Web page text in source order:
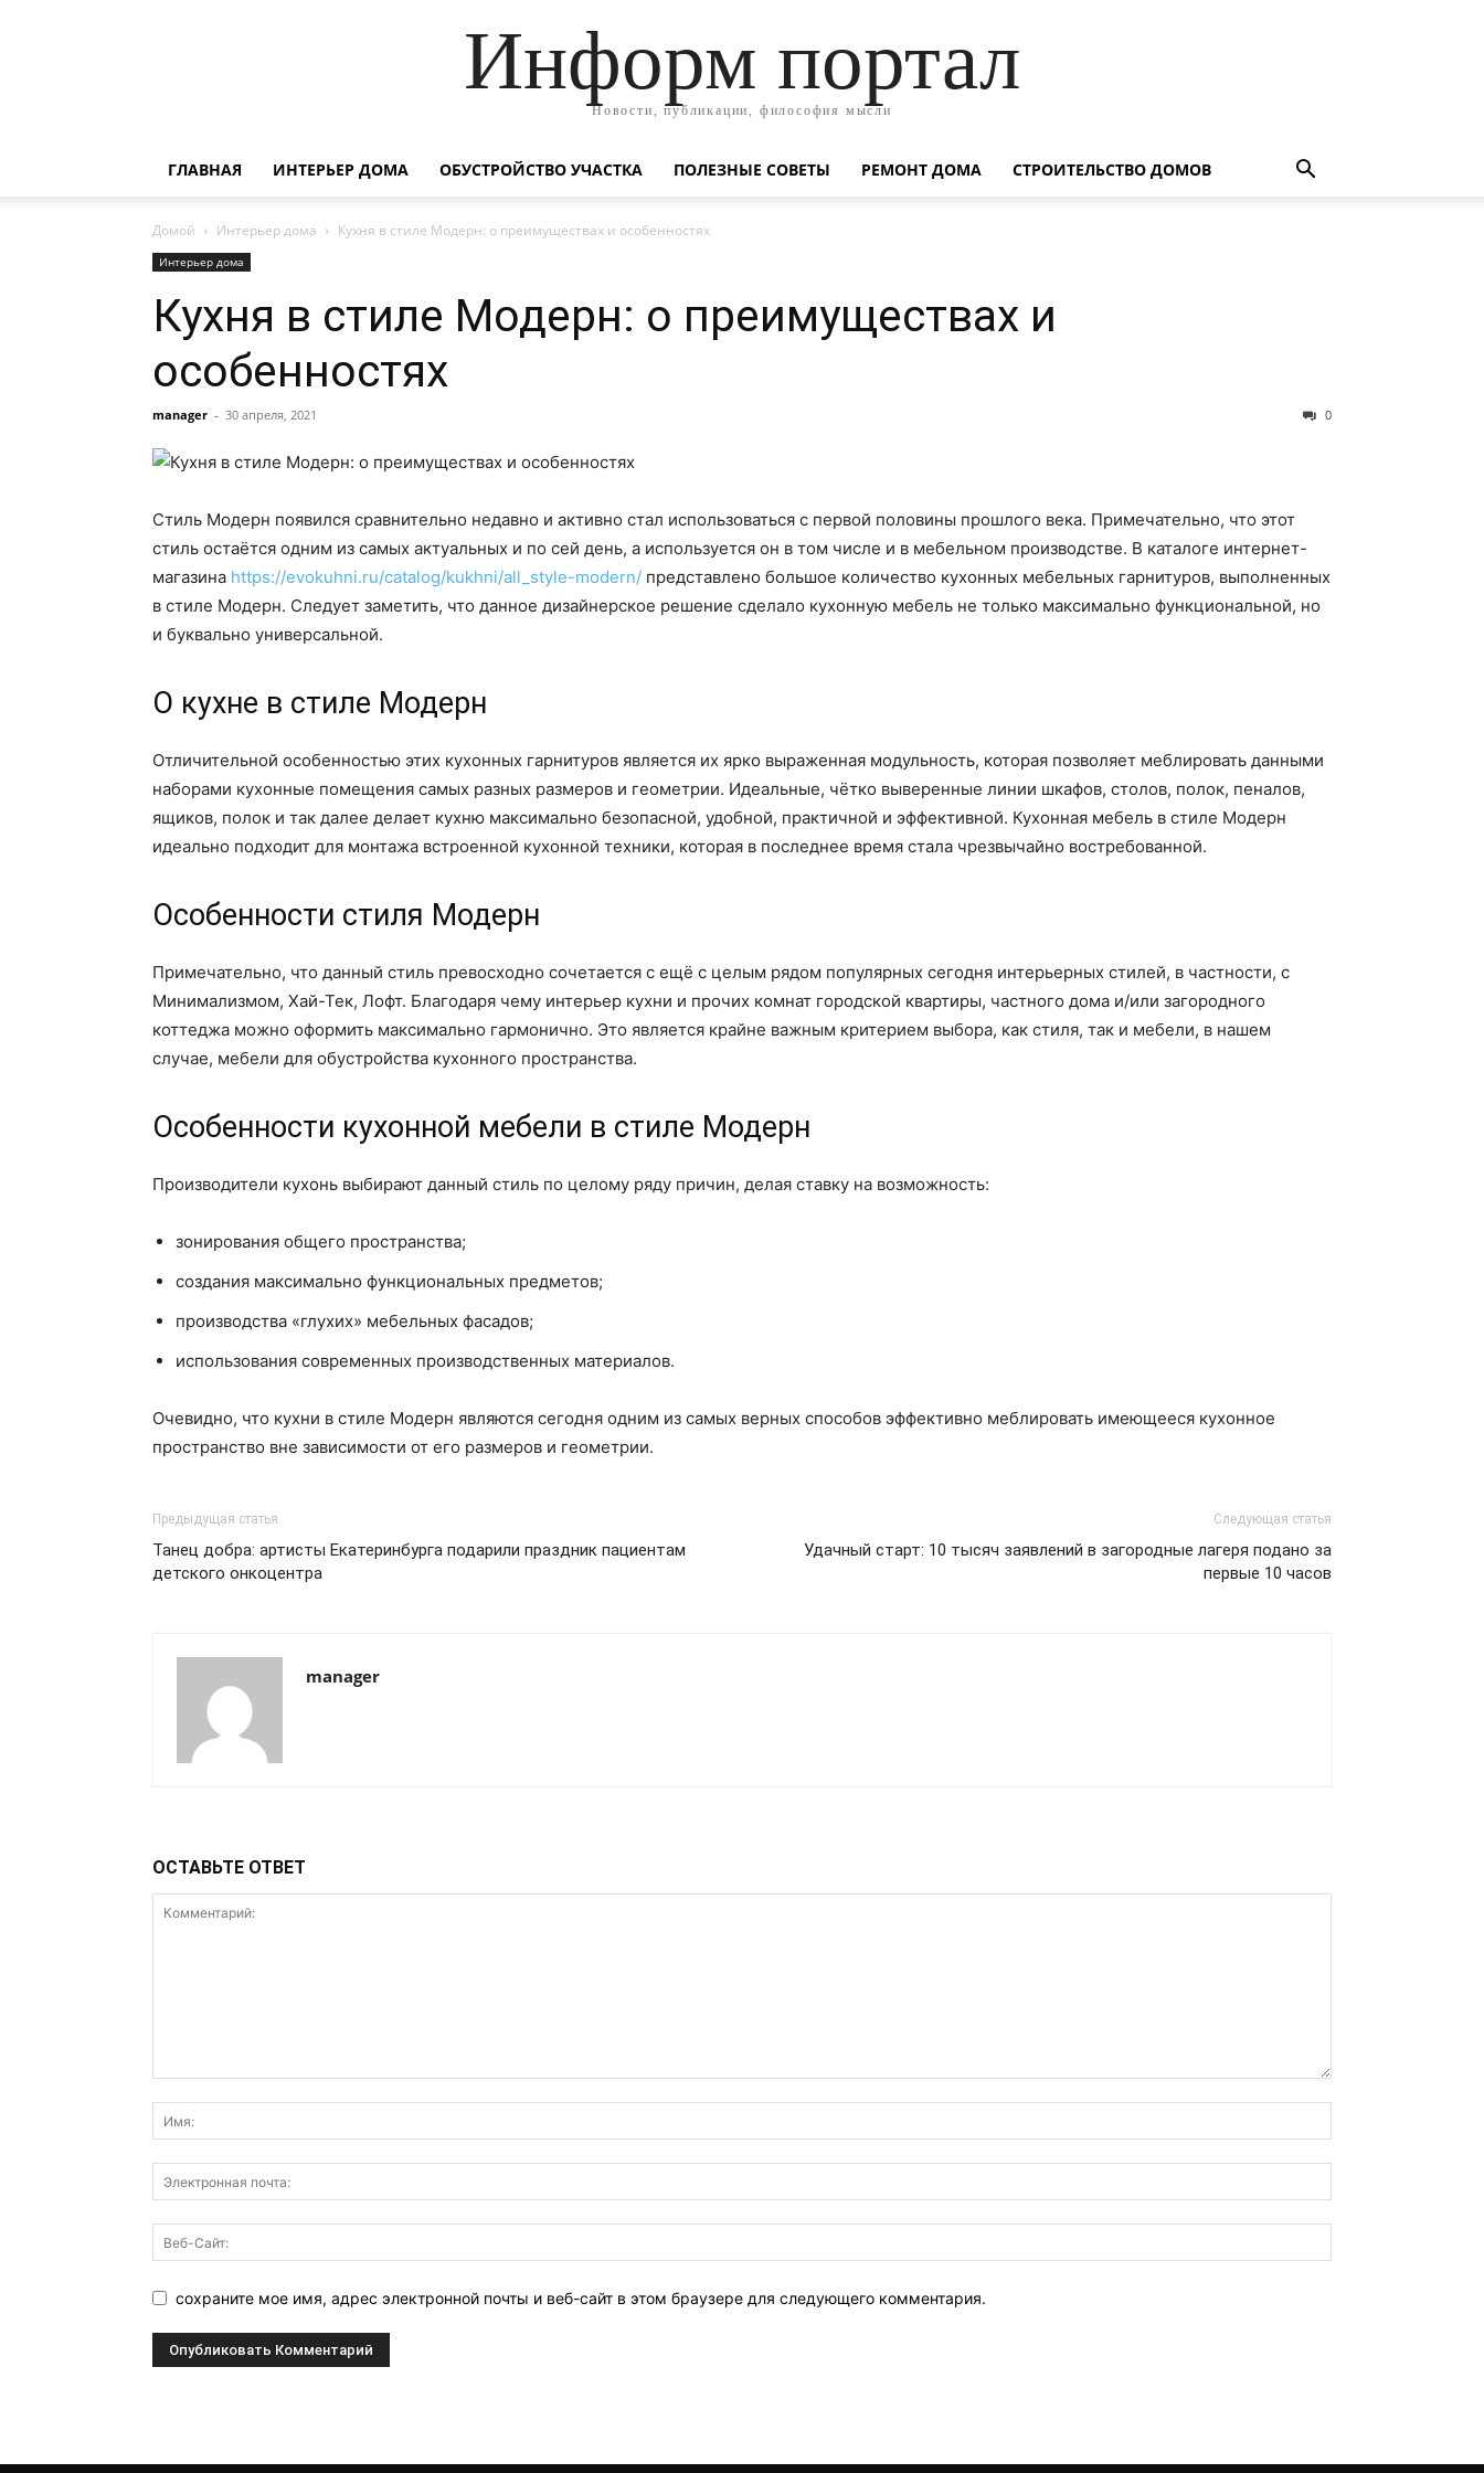
Информ портал
Новости, публикации, философия мысли
ГЛАВНАЯ ИНТЕРЬЕР ДОМА ОБУСТРОЙСТВО УЧАСТКА ПОЛЕЗНЫЕ СОВЕТЫ РЕМОНТ ДОМА СТРОИТЕЛЬСТВО ДОМОВ
Домой Интерьер дома Кухня в стиле Модерн: о преимуществах и особенностях
Интерьер дома
Кухня в стиле Модерн: о преимуществах и
особенностях
manager - 30 апреля, 2021 0
Стиль Модерн появился сравнительно недавно и активно стал использоваться с первой половины прошлого века. Примечательно, что этот
стиль остаётся одним из самых актуальных и по сей день, а используется он в том числе и в мебельном производстве. В каталоге интернет-
магазина https://evokuhni.ru/catalog/kukhni/all_style-modern/ представлено большое количество кухонных мебельных гарнитуров, выполненных
в стиле Модерн. Следует заметить, что данное дизайнерское решение сделало кухонную мебель не только максимально функциональной, но
и буквально универсальной.
О кухне в стиле Модерн
Отличительной особенностью этих кухонных гарнитуров является их ярко выраженная модульность, которая позволяет меблировать данными
наборами кухонные помещения самых разных размеров и геометрии. Идеальные, чётко выверенные линии шкафов, столов, полок, пеналов,
ящиков, полок и так далее делает кухню максимально безопасной, удобной, практичной и эффективной. Кухонная мебель в стиле Модерн
идеально подходит для монтажа встроенной кухонной техники, которая в последнее время стала чрезвычайно востребованной.
Особенности стиля Модерн
Примечательно, что данный стиль превосходно сочетается с ещё с целым рядом популярных сегодня интерьерных стилей, в частности, с
Минимализмом, Хай-Тек, Лофт. Благодаря чему интерьер кухни и прочих комнат городской квартиры, частного дома и/или загородного
коттеджа можно оформить максимально гармонично. Это является крайне важным критерием выбора, как стиля, так и мебели, в нашем
случае, мебели для обустройства кухонного пространства.
Особенности кухонной мебели в стиле Модерн
Производители кухонь выбирают данный стиль по целому ряду причин, делая ставку на возможность:
зонирования общего пространства;
создания максимально функциональных предметов;
производства «глухих» мебельных фасадов;
использования современных производственных материалов.
Очевидно, что кухни в стиле Модерн являются сегодня одним из самых верных способов эффективно меблировать имеющееся кухонное
пространство вне зависимости от его размеров и геометрии.
Предыдущая статья
Танец добра: артисты Екатеринбурга подарили праздник пациентам
детского онкоцентра
Следующая статья
Удачный старт: 10 тысяч заявлений в загородные лагеря подано за
первые 10 часов
manager
ОСТАВЬТЕ ОТВЕТ
сохраните мое имя, адрес электронной почты и веб-сайт в этом браузере для следующего комментария.